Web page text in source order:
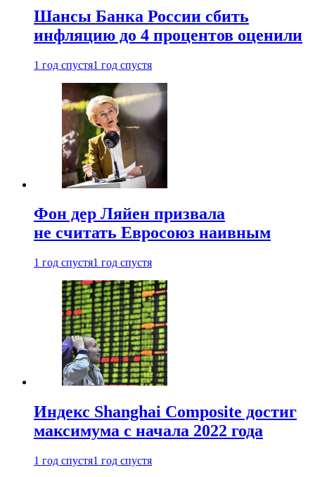
Шансы Банка России сбить
инфляцию до 4 процентов оценили
1 год спустя1 год спустя
Фон дер Ляйен призвала
не считать Евросоюз наивным
1 год спустя1 год спустя
Индекс Shanghai Composite достиг
максимума с начала 2022 года
1 год спустя1 год спустя